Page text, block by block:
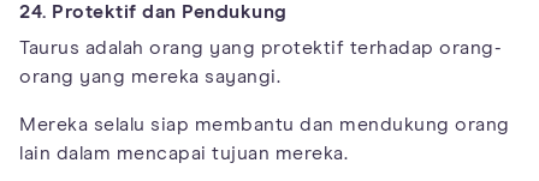
24. Protektif dan Pendukung
Taurus adalah orang yang protektif terhadap orang-
orang yang mereka sayangi.
Mereka selalu siap membantu dan mendukung orang
lain dalam mencapai tujuan mereka.